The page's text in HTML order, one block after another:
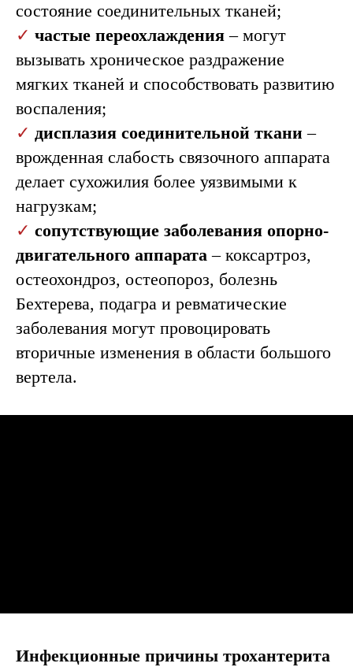
состояние соединительных тканей;
✓ частые переохлаждения– могут
вызывать хроническое раздражение
мягких тканей и способствовать развитию
воспаления;
✓ дисплазия соединительной ткани–
врожденная слабость связочного аппарата
делает сухожилия более уязвимыми к
нагрузкам;
✓ сопутствующие заболевания опорно-
двигательного аппарата– коксартроз,
остеохондроз, остеопороз, болезнь
Бехтерева, подагра и ревматические
заболевания могут провоцировать
вторичные изменения в области большого
вертела.
Инфекционные причины трохантерита
Диагностика